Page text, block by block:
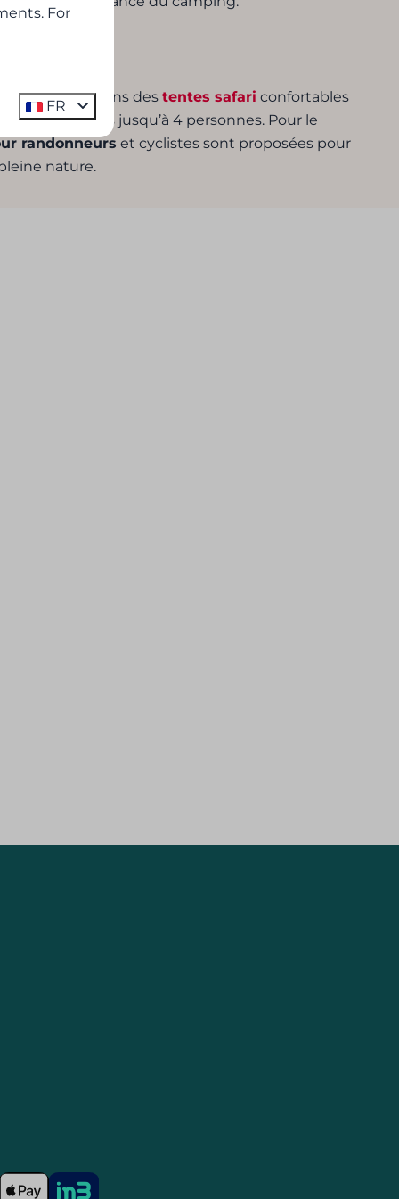
séjourner dans destentes safari confortables
des familles jusqu’à 4 personnes. Pour le
randonneurs et cyclistes sont proposées pour
nature.
For
FR